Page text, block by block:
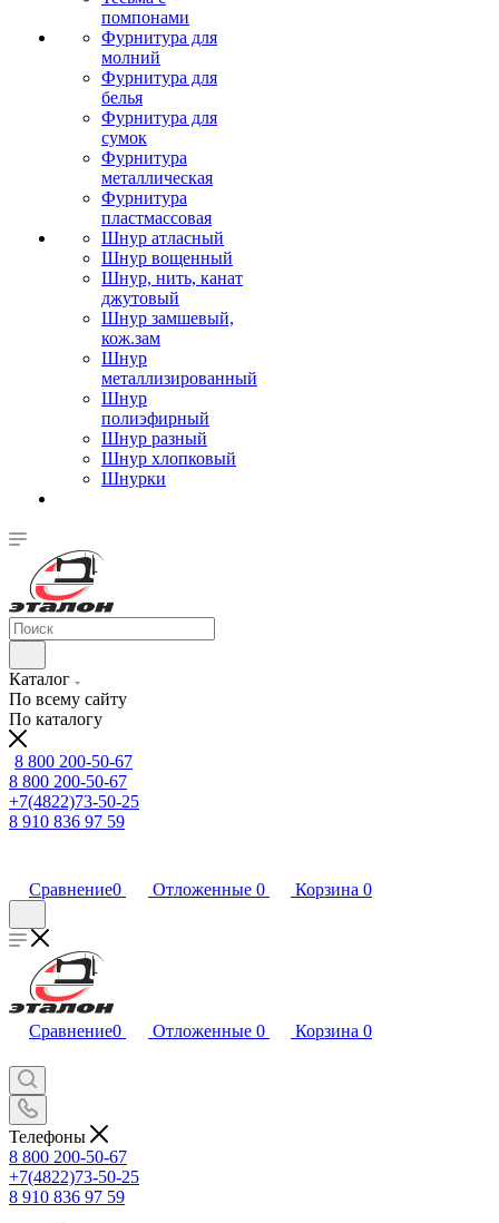
помпонами
Фурнитура для
молний
Фурнитура для
белья
Фурнитура для
сумок
Фурнитура
металлическая
Фурнитура
пластмассовая
Шнур атласный
Шнур вощенный
Шнур, нить, канат
джутовый
Шнур замшевый,
кож.зам
Шнур
металлизированный
Шнур
полиэфирный
Шнур разный
Шнур хлопковый
Шнурки
Каталог
По всему сайту
По каталогу
8 800 200-50-67
8 800 200-50-67
+7(4822)73-50-25
8 910 836 97 59
Сравнение0 Отложенные 0 Корзина 0
Сравнение0 Отложенные 0 Корзина 0
Телефоны
8 800 200-50-67
+7(4822)73-50-25
8 910 836 97 59